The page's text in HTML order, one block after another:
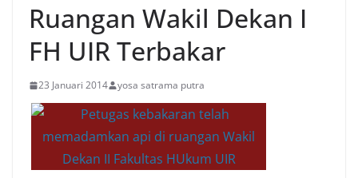
Ruangan Wakil Dekan I
FH UIR Terbakar
23 Januari 2014 yosa satrama putra